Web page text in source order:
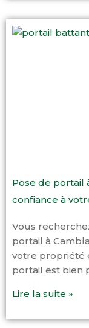
Pose de portail
confiance à
Vous
portail à
votre propriété
portail est bien
Lire la suite »